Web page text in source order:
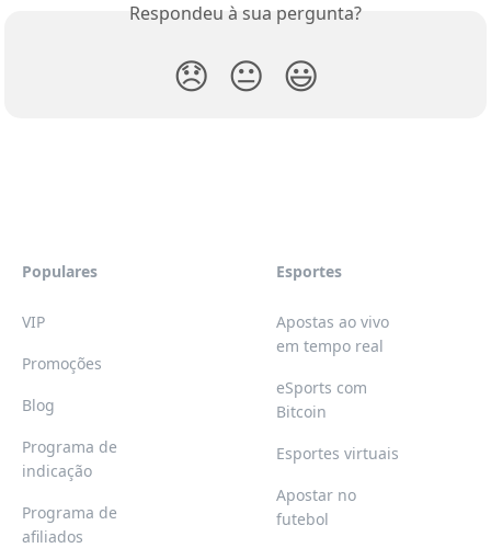
Respondeu à sua pergunta?
😞 😐 😃
Populares
VIP
Promoções
Blog
Programa de
indicação
Programa de
afiliados
Esportes
Apostas ao vivo
em tempo real
eSports com
Bitcoin
Esportes virtuais
Apostar no
futebol